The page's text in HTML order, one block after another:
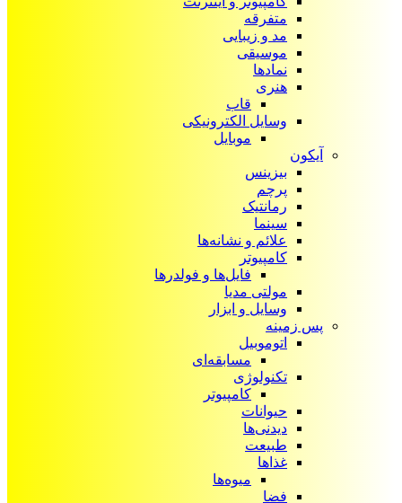
متفرقه
مد و زیبایی
موسیقی
نمادها
هنری
قاب
وسایل الکترونیکی
موبایل
آیکون‌
بیزینس
پرچم
رمانتیک
سینما
علائم و نشانه‌ها
کامپیوتر
فایل‌ها و فولدرها
مولتی مدیا
وسایل و ابزار
پس زمینه
اتوموبیل
مسابقه‌ای
تکنولوژی
کامپیوتر
حیوانات
دیدنی‌ها
طبیعت
غذاها
میوه‌ها
فضا